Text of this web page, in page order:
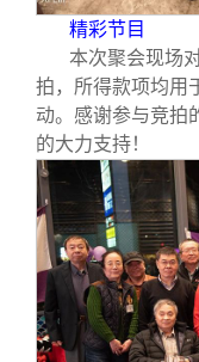
精彩节目
本次聚会现场
拍，所得款项均用
动。感谢参与竞拍
的大力支持！